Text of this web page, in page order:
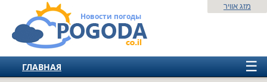
Новости погоды
מזג אוויר
☰
ГЛАВНАЯ